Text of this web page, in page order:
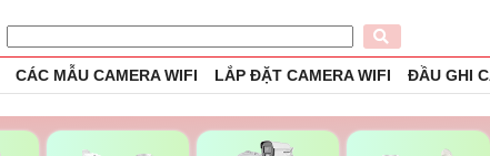
CÁC MẪU CAMERA WIFI LẮP ĐẶT CAMERA WIFI ĐẦU GHI